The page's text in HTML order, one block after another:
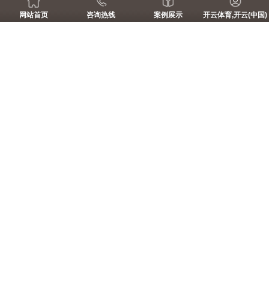
项目介绍
卓越皇岗世纪中心
网站首页 咨询热线 案例展示 开云体育,开云(中国)